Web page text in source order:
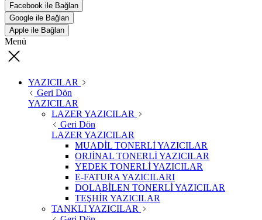
Facebook ile Bağlan
Google ile Bağlan
Apple ile Bağlan
Menü
YAZICILAR
Geri Dön
YAZICILAR
LAZER YAZICILAR
Geri Dön
LAZER YAZICILAR
MUADİL TONERLİ YAZICILAR
ORJİNAL TONERLİ YAZICILAR
YEDEK TONERLİ YAZICILAR
E-FATURA YAZICILARI
DOLABİLEN TONERLİ YAZICILAR
TEŞHİR YAZICILAR
TANKLI YAZICILAR